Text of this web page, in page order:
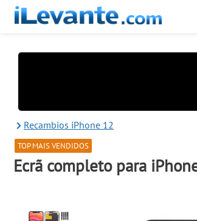
Recambios iPhone 12
TOP MAIS VENDIDOS
Ecrã completo para